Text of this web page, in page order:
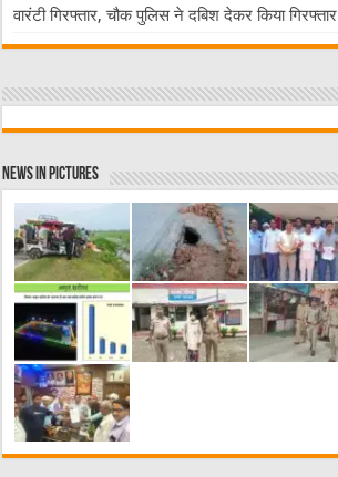
वारंटी गिरफ्तार, चौक पुलिस ने दबिश देकर किया गिरफ्तार
News in Pictures